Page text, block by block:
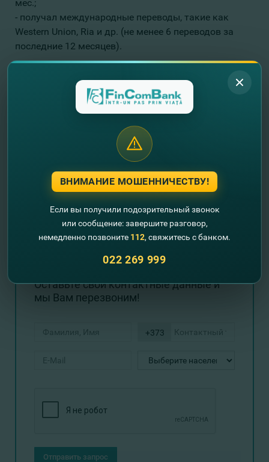
мес.;
- получал международные переводы, такие как
Western Union, Ria и др. (не менее 6 переводов за
последние 12 месяцев).
удостоверения личности, что значительно упрощает
процесс оформления кредита. Это означает что E-
жизнь и не теряют возможностей. Выбирайте
наиболее удобное кредитное предложение,
оформляйте кредит только с помощью
удостоверения и наслаждайтесь новыми
возможностями!
одайте заявку на Кредит E-SimpluОНЛАЙН
Оставьте свои контактные данные и
мы Вам перезвоним!
+373
Отправить запрос
ВНИМАНИЕ МОШЕННИЧЕСТВУ!
Если вы получили подозрительный звонок
или сообщение: завершите разговор,
немедленно позвоните 112, свяжитесь с банком.
022 269 999